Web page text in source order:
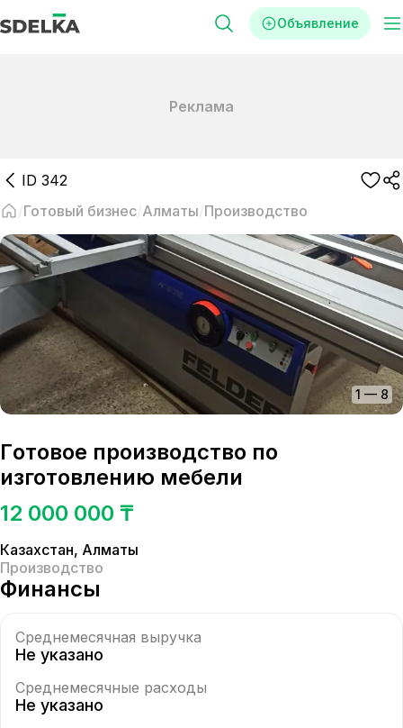
Объявление
Реклама
ID 342
Готовый бизнес Алматы Производство
1 — 8
Гoтoвоe пpоизводство пo
изготoвлению мeбeли
12 000 000 ₸
Казахстан, Алматы
Производство
Финансы
Среднемесячная выручка
Не указано
Среднемесячные расходы
Не указано